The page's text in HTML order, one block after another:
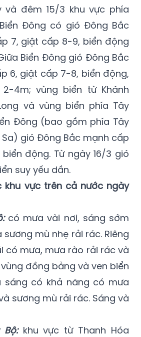
và đêm 15/3 khu vực phía
Đông có gió Đông Bắc
7, giật cấp 8-9, biển động
Biển Đông gió Đông Bắc
6, giật cấp 7-8, biển động,
4m; vùng biển từ Khánh
và vùng biển phía Tây
Đông (bao gồm phía Tây
gió Đông Bắc mạnh cấp
động. Từ ngày 16/3 gió
suy yếu dần.
khu vực trên cả nước ngày
có mưa vài nơi, sáng sớm
mù nhẹ rải rác. Riêng
có mưa, mưa rào rải rác và
đồng bằng và ven biển
sáng có khả năng có mưa
sương mù rải rác. Sáng và
khu vực từ Thanh Hóa